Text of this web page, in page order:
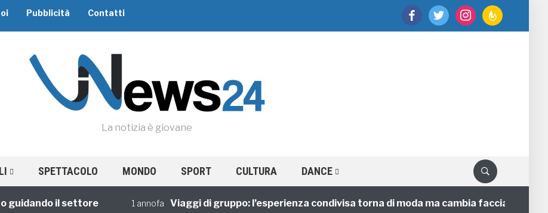
facebooktwitter instagramfeedburner
Pubblicità Contatti
La notizia è giovane
SPETTACOLO MONDO SPORT CULTURA DANCE
il settore 1 annofa Viaggi di gruppo: l’esperienza condivisa torna di moda ma cambia faccia